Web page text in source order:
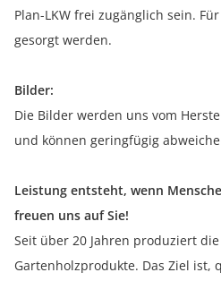
Plan-LKW frei zugänglich sein.
gesorgt werden.
Bilder:
Die Bilder werden uns vom
und können geringfügig
Leistung entsteht, wenn
freuen uns auf Sie!
Seit über 20 Jahren produziert
Gartenholzprodukte. Das Ziel ist,